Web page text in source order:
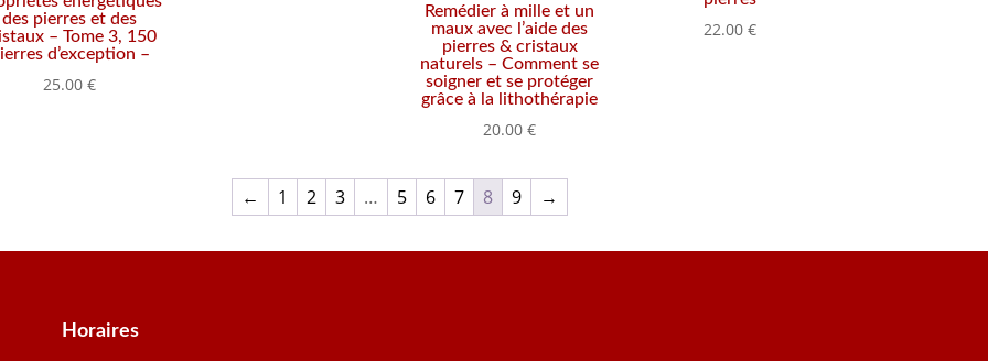
des pierres et des
– Tome 3, 150
d’exception –
25.00€
Remédier à mille et un
maux avec l’aide des
pierres & cristaux
naturels – Comment se
soigner et se protéger
grâce à la lithothérapie
20.00€
22.00 €
← 1 2 3 … 5 6 7 8 9 →
Horaires